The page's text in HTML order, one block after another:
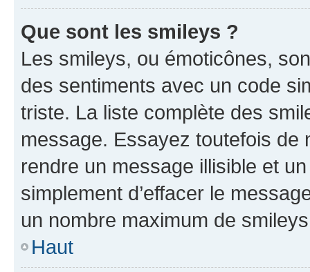
Que sont les smileys ?
Les smileys, ou émoticônes,
des sentiments avec un code
triste. La liste complète des
message. Essayez toutefois de
rendre un message illisible et
simplement d’effacer le
un nombre maximum de
Haut